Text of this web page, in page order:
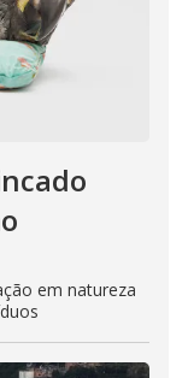
em natureza